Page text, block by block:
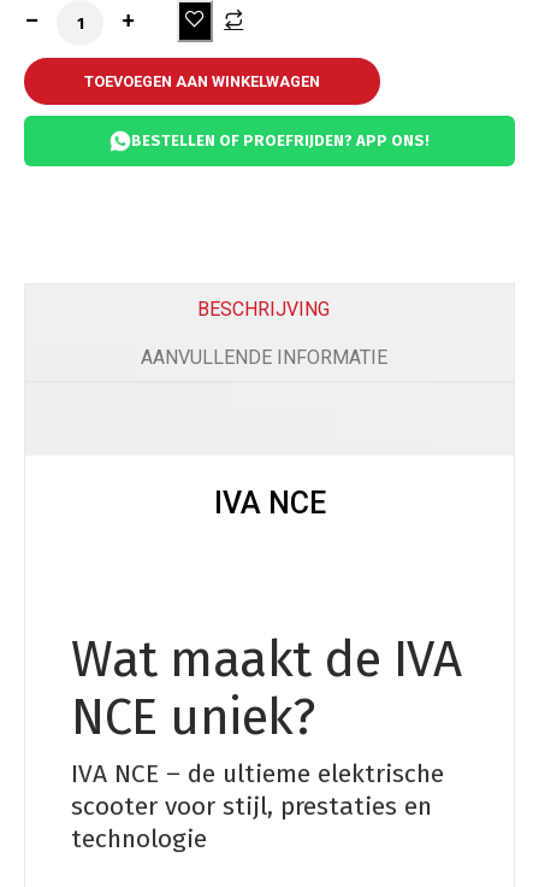
TOEVOEGEN AAN WINKELWAGEN
BESTELLEN OF PROEFRIJDEN? APP ONS!
BESCHRIJVING
AANVULLENDE INFORMATIE
IVA NCE
Wat maakt de IVA
NCE uniek?
IVA NCE – de ultieme elektrische
scooter voor stijl, prestaties en
technologie